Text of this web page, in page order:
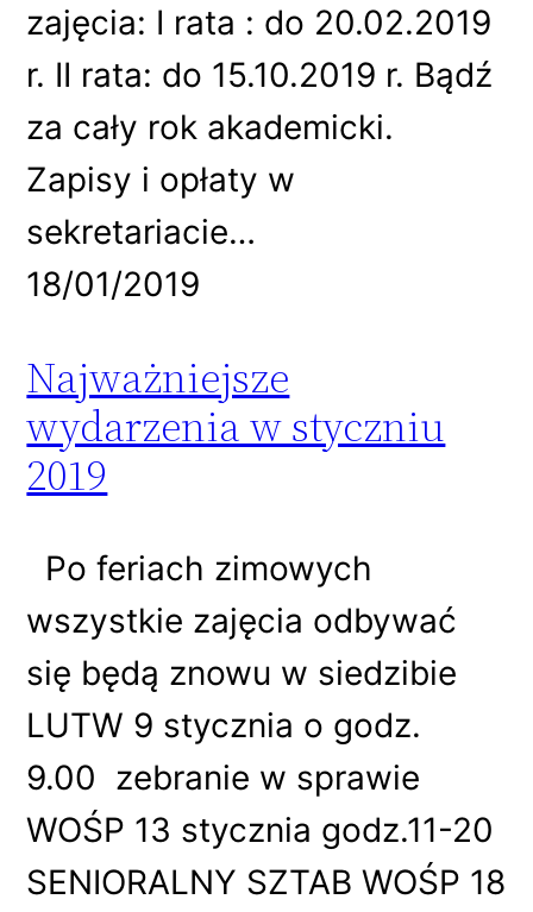
zajęcia: I rata : do 20.02.2019
r. II rata: do 15.10.2019 r. Bądź
za cały rok akademicki.
Zapisy i opłaty w
sekretariacie…
18/01/2019
Najważniejsze
wydarzenia w styczniu
2019
Po feriach zimowych
wszystkie zajęcia odbywać
się będą znowu w siedzibie
LUTW 9 stycznia o godz.
9.00 zebranie w sprawie
WOŚP 13 stycznia godz.11-20
SENIORALNY SZTAB WOŚP 18